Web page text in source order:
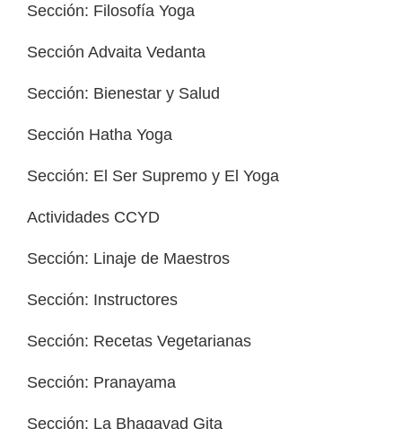
Sección: Filosofía Yoga
Sección Advaita Vedanta
Sección: Bienestar y Salud
Sección Hatha Yoga
Sección: El Ser Supremo y El Yoga
Actividades CCYD
Sección: Linaje de Maestros
Sección: Instructores
Sección: Recetas Vegetarianas
Sección: Pranayama
Sección: La Bhagavad Gita